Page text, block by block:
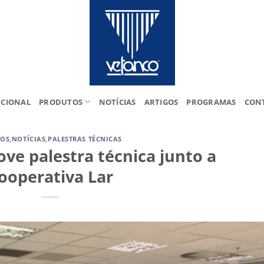
PRODUTOS NOTÍCIAS ARTIGOS PROGRAMAS
,NOTÍCIAS,PALESTRAS TÉCNICAS
palestra técnica junto a
Lar